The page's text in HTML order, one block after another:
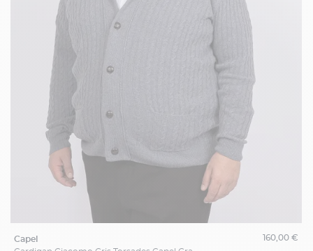
capel
160,00 €